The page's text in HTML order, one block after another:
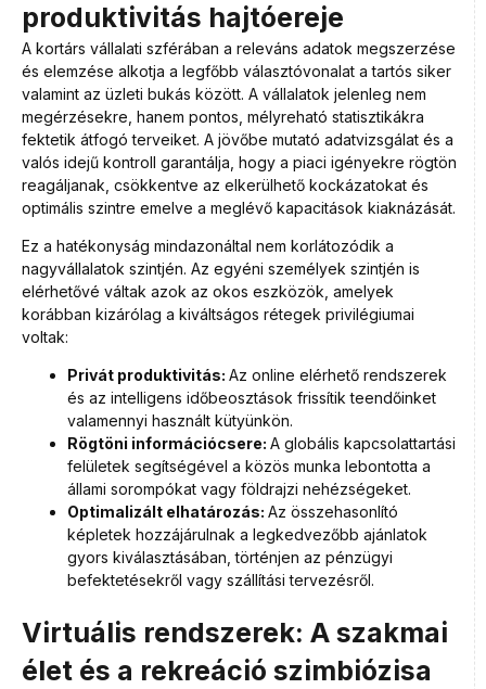
produktivitás hajtóereje
A kortárs vállalati szférában a releváns adatok megszerzése
és elemzése alkotja a legfőbb választóvonalat a tartós siker
valamint az üzleti bukás között. A vállalatok jelenleg nem
megérzésekre, hanem pontos, mélyreható statisztikákra
fektetik átfogó terveiket. A jövőbe mutató adatvizsgálat és a
valós idejű kontroll garantálja, hogy a piaci igényekre rögtön
reagáljanak, csökkentve az elkerülhető kockázatokat és
optimális szintre emelve a meglévő kapacitások kiaknázását.
Ez a hatékonyság mindazonáltal nem korlátozódik a
nagyvállalatok szintjén. Az egyéni személyek szintjén is
elérhetővé váltak azok az okos eszközök, amelyek
korábban kizárólag a kiváltságos rétegek privilégiumai
voltak:
Privát produktivitás: Az online elérhető rendszerek
és az intelligens időbeosztások frissítik teendőinket
valamennyi használt kütyünkön.
Rögtöni információcsere: A globális kapcsolattartási
felületek segítségével a közös munka lebontotta a
állami sorompókat vagy földrajzi nehézségeket.
Optimalizált elhatározás: Az összehasonlító
képletek hozzájárulnak a legkedvezőbb ajánlatok
gyors kiválasztásában, történjen az pénzügyi
befektetésekről vagy szállítási tervezésről.
Virtuális rendszerek: A szakmai
élet és a rekreáció szimbiózisa